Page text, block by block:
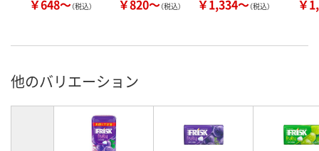
￥648～（税込） ￥820～（税込） ￥1,334～（税込） ￥
他のバリエーション